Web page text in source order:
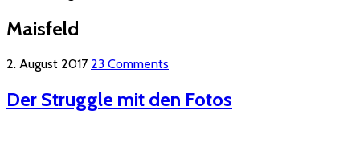
Maisfeld
2. August 2017 23 Comments
Der Struggle mit den Fotos